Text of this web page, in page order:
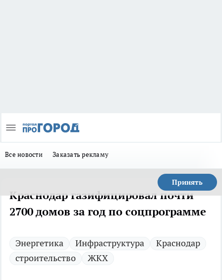
Все новости Заказать рекламу
Принять
Краснодар газифицировал почти
2700 домов за год по соцпрограмме
Энергетика Инфраструктура
Краснодар
строительство
ЖКХ